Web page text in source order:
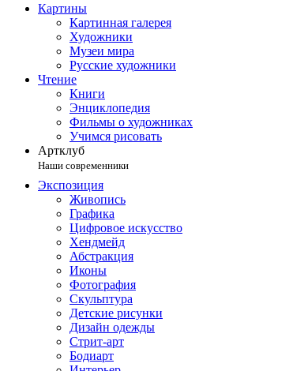
Картины
Картинная галерея
Художники
Музеи мира
Русские художники
Чтение
Книги
Энциклопедия
Фильмы о художниках
Учимся рисовать
Артклуб
Наши современники
Экспозиция
Живопись
Графика
Цифровое искусство
Хендмейд
Абстракция
Иконы
Фотография
Скульптура
Детские рисунки
Дизайн одежды
Стрит-арт
Бодиарт